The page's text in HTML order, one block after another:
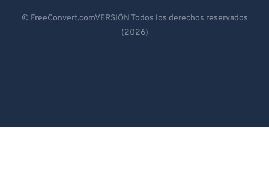
Español
© FreeConvert.comVERSIÓN Todos los derechos reservados
(2026)